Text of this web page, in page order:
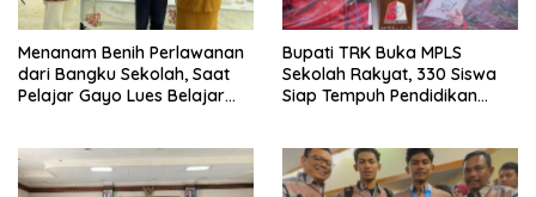
Menanam Benih Perlawanan
dari Bangku Sekolah, Saat
Pelajar Gayo Lues Belajar
Bupati TRK Buka MPLS
Sekolah Rakyat, 330 Siswa
Siap Tempuh Pendidikan